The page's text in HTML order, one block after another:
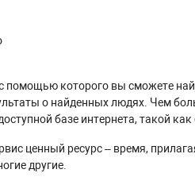
с помощью которого вы сможете
о найденных людях. Чем
базе интернета, такой
ценный ресурс – время,
другие.